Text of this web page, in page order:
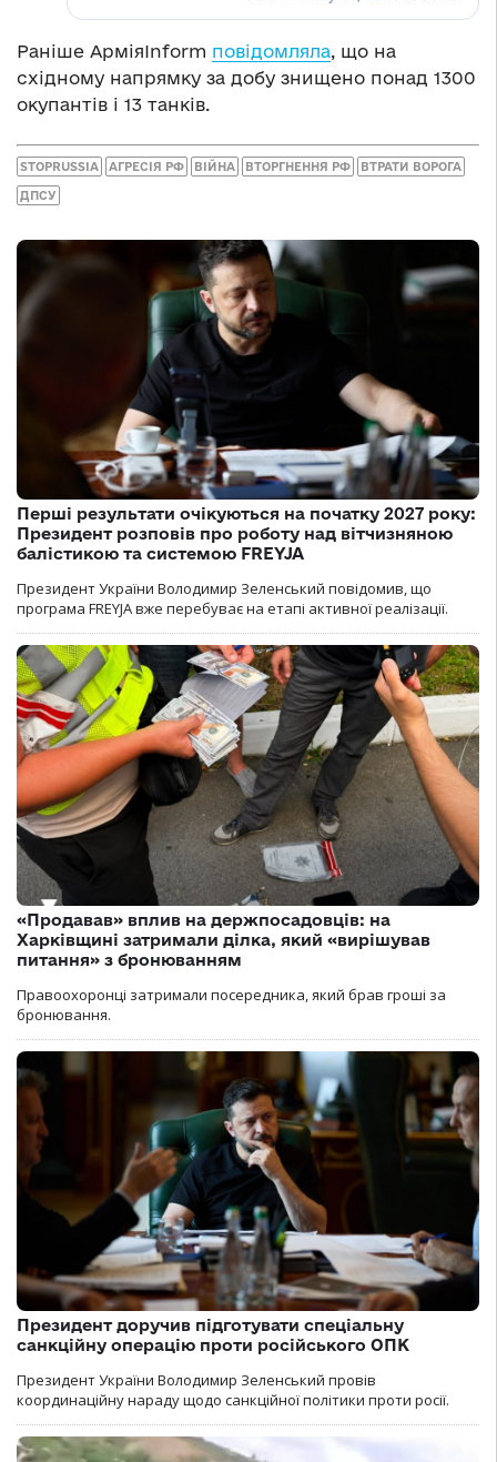
Раніше АрміяInform повідомляла, що на
східному напрямку за добу знищено понад 1300
окупантів і 13 танків.
STOPRUSSIA АГРЕСІЯ РФ ВІЙНА ВТОРГНЕННЯ РФ ВТРАТИ ВОРОГА
ДПСУ
Перші результати очікуються на початку 2027 року:
Президент розповів про роботу над вітчизняною
балістикою та системою FREYJA
Президент України Володимир Зеленський повідомив, що
програма FREYJA вже перебуває на етапі активної реалізації.
«Продавав» вплив на держпосадовців: на
Харківщині затримали ділка, який «вирішував
питання» з бронюванням
Правоохоронці затримали посередника, який брав гроші за
бронювання.
Президент доручив підготувати спеціальну
санкційну операцію проти російського ОПК
Президент України Володимир Зеленський провів
координаційну нараду щодо санкційної політики проти росії.